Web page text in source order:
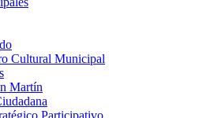
Cultural Municipal
Martín
Participativo